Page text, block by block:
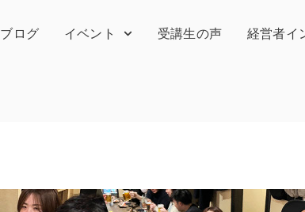
ブログ イベント 受講生の声 経営者イ